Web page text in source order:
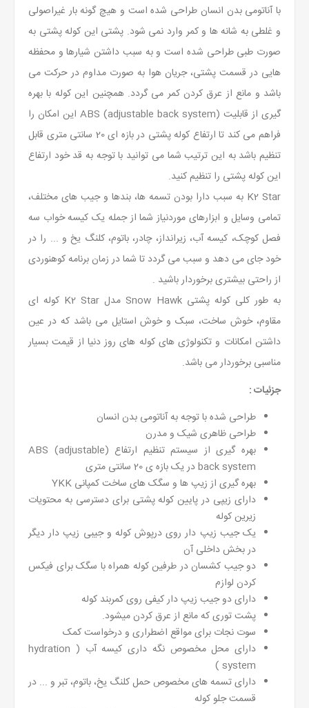
با آناتومی بدن انسان طراحی شده است و هیچ گونه بار غیراصولی
و غلطی به شانه ها و کمر وارد نمی شود. پشتی این کوله پشتی به
صورت طبی طراحی شده است و به سبب داشتن شیارها و محفظه
هایی در قسمت پشتی، جریان هوا به صورت مداوم در حرکت می
باشد و مانع از عرق کردن کمر می گردد. همچنین این کوله با بهره
گیری از قابلیت (ABS (adjustable back system این امکان را
فراهم می کند تا ارتفاع کوله پشتی در بازه ای 20 سانتی متری قابل
تنظیم باشد به این ترتیب شما می توانید با توجه به قد خود ارتفاع
این کوله پشتی را تنظیم کنید.
K2 Star به سبب دارا بودن تسمه ها، بندها و جیب های مختلف،
تمامی وسایل و ابزارهای موردنیاز شما از جمله یک کیسه خواب سه
فصل کوچک، کیسه آب، زیرانداز، چادر، باتوم، کلنگ یخ و ... را در
خود جای می دهد و سبب می گردد تا شما در زمان برنامه کوهنوردی
از راحتی بیشتری برخوردار باشید .
به طور کلی کوله پشتیSnow Hawkمدل K2 Star کوله ای
مقاوم، خوش ساخت، سبک و خوش استایل می باشد که در عین
داشتن امکانات و تکنولوژی های کوله های روز دنیا از قیمت بسیار
مناسبی برخوردار می باشد.
جزئیات :
طراحی شده با توجه به آناتومی بدن انسان
طراحی ظاهری شیک و مدرن
بهره گیری از سیستم تنظیم ارتفاع (ABS (adjustable
back systemدر یک بازه ی 20 سانتی متری
بهره گیری از زیپ ها و سگک های ساخت کمپانی YKK
دارای زیپی در پایین کوله پشتی برای دسترسی به محتویات
زیرین کوله
یک جیب زیپ دار روی درپوش کوله و جیبی زیپ دار دیگر
در بخش داخلی آن
دو جیب کشسان در طرفین کوله همراه با سگک برای فیکس
کردن لوازم
دارای دو جیب زیپ دار کیفی روی کمربند کوله
پشت توری که مانع از عرق کردن میشود.
سوت نجات برای مواقع اضطراری و درخواست کمک
دارای محل مخصوص نگه داری کیسه آب ( hydration
system )
دارای تسمه های مخصوص حمل کلنگ یخ، باتوم، تبر و ... در
قسمت جلو کوله